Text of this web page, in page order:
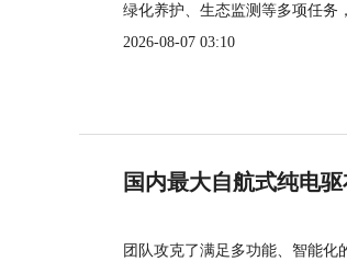
绿化养护、生态监测等多项任务
2026-08-07 03:10
国内最大自航式纯电
团队攻克了满足多功能、智能化